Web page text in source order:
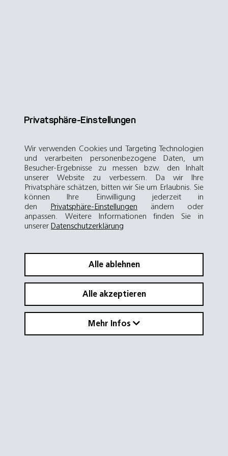
Privatsphäre-Einstellungen
Wir verwenden Cookies und Targeting Technologien
und verarbeiten personenbezogene Daten, um
Besucher-Ergebnisse zu messen bzw. den Inhalt
unserer Website zu verbessern. Da wir Ihre
Privatsphäre schätzen, bitten wir Sie um Erlaubnis. Sie
können Ihre Einwilligung jederzeit in
den Privatsphäre-Einstellungen ändern oder
anpassen. Weitere Informationen finden Sie in
unserer Datenschutzerklärung
Alle ablehnen
Alle akzeptieren
Mehr Infos